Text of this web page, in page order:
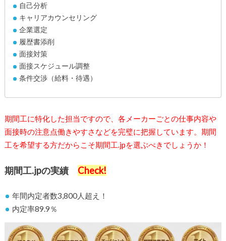
自己分析
キャリアカウンセリング
企業選定
履歴書添削
面接対策
面接スケジュール調整
条件交渉（給料・待遇）
期間工に特化した担当ですので、各メーカーごとの仕事内容や
面接時の注意点働きやすさなどを完璧に把握しています。期間
工を希望する方だからこそ期間工.jpを選ぶべきでしょうか！
期間工.jpの実績 Check!
年間内定者数3,800人超え！
内定率89.9％